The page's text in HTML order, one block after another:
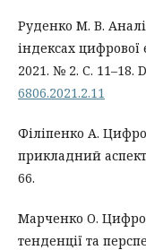
Руденко М. В.
індексах
2021. № 2. С. 11–18.
6806.2021.2.11
Філіпенко А.
прикладний
66.
Марченко О.
тенденції та